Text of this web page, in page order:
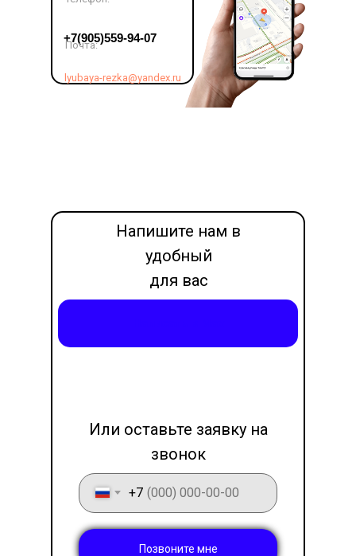
+7
Позвоните мне
Напишите нам в
удобный
для вас
месседжер
Или оставьте заявку на
звонок
+7(905)559-94-07
Почта:
lyubaya-rezka@yandex.ru